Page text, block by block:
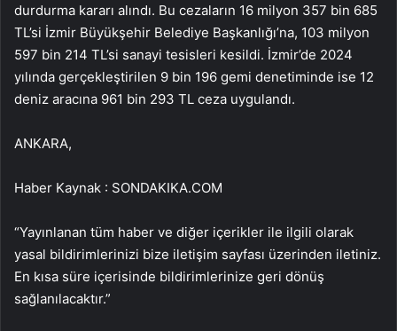
durdurma kararı alındı. Bu cezaların 16 milyon 357 bin 685
TL’si İzmir Büyükşehir Belediye Başkanlığı’na, 103 milyon
597 bin 214 TL’si sanayi tesisleri kesildi. İzmir’de 2024
yılında gerçekleştirilen 9 bin 196 gemi denetiminde ise 12
deniz aracına 961 bin 293 TL ceza uygulandı.
ANKARA,
Haber Kaynak : SONDAKIKA.COM
“Yayınlanan tüm haber ve diğer içerikler ile ilgili olarak
yasal bildirimlerinizi bize iletişim sayfası üzerinden iletiniz.
En kısa süre içerisinde bildirimlerinize geri dönüş
sağlanılacaktır.”